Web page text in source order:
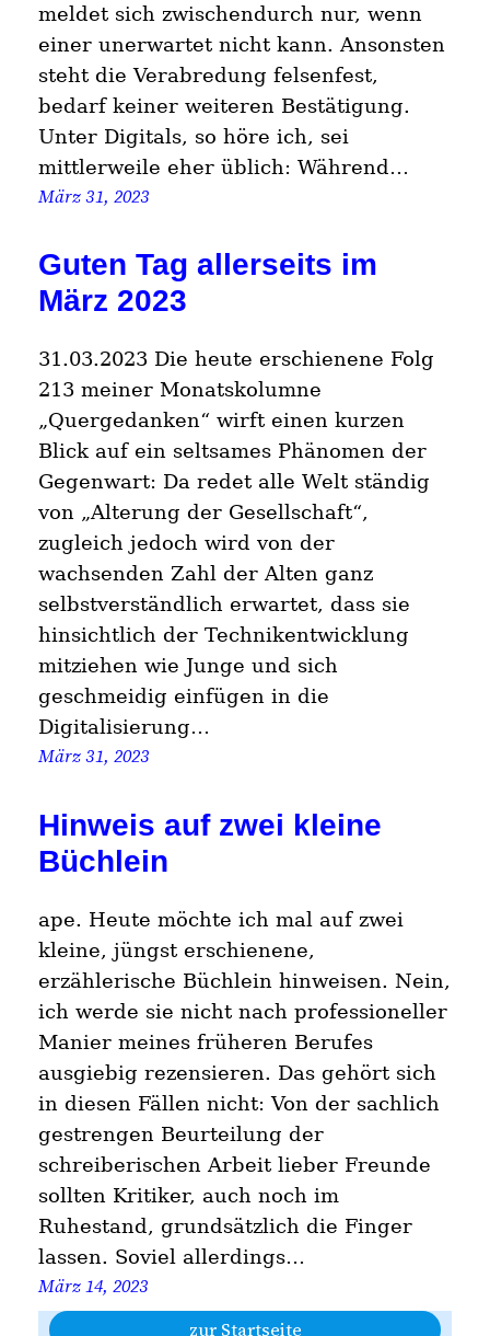
meldet sich zwischendurch nur, wenn
einer unerwartet nicht kann. Ansonsten
steht die Verabredung felsenfest,
bedarf keiner weiteren Bestätigung.
Unter Digitals, so höre ich, sei
mittlerweile eher üblich: Während…
März 31, 2023
Guten Tag allerseits im
März 2023
31.03.2023 Die heute erschienene Folg
213 meiner Monatskolumne
„Quergedanken“ wirft einen kurzen
Blick auf ein seltsames Phänomen der
Gegenwart: Da redet alle Welt ständig
von „Alterung der Gesellschaft“,
zugleich jedoch wird von der
wachsenden Zahl der Alten ganz
selbstverständlich erwartet, dass sie
hinsichtlich der Technikentwicklung
mitziehen wie Junge und sich
geschmeidig einfügen in die
Digitalisierung…
März 31, 2023
Hinweis auf zwei kleine
Büchlein
ape. Heute möchte ich mal auf zwei
kleine, jüngst erschienene,
erzählerische Büchlein hinweisen. Nein,
ich werde sie nicht nach professioneller
Manier meines früheren Berufes
ausgiebig rezensieren. Das gehört sich
in diesen Fällen nicht: Von der sachlich
gestrengen Beurteilung der
schreiberischen Arbeit lieber Freunde
sollten Kritiker, auch noch im
Ruhestand, grundsätzlich die Finger
lassen. Soviel allerdings…
März 14, 2023
zur Startseite